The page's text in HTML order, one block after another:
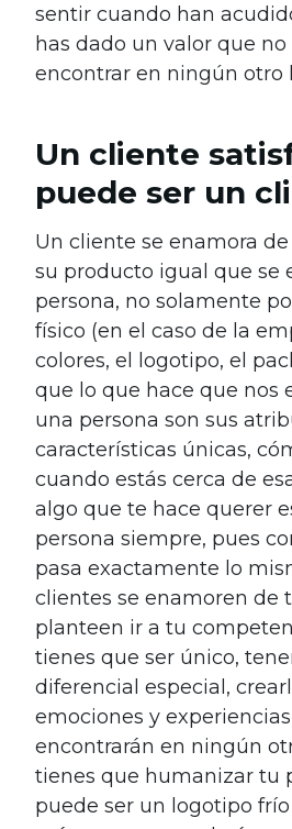
sentir cuando han
has dado un valor que
encontrar en ningún otro
Un cliente
puede ser un
Un cliente se enamora
su producto igual que se
persona, no solamente
físico (en el caso de la
colores, el logotipo, el
que lo que hace que nos
una persona son sus
características únicas,
cuando estás cerca de
algo que te hace querer
persona siempre, pues
pasa exactamente lo
clientes se enamoren de
planteen ir a tu
tienes que ser único,
diferencial especial,
emociones y
encontrarán en ningún
tienes que humanizar tu
puede ser un logotipo